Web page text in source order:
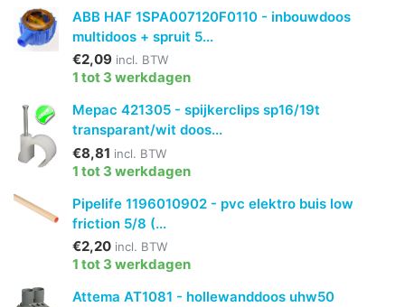
ABB HAF 1SPA007120F0110 - inbouwdoos
multidoos + spruit 5...
€2,09 incl. BTW
1 tot 3 werkdagen
Mepac 421305 - spijkerclips sp16/19t
transparant/wit doos...
€8,81 incl. BTW
1 tot 3 werkdagen
Pipelife 1196010902 - pvc elektro buis low
friction 5/8 (...
€2,20 incl. BTW
1 tot 3 werkdagen
Attema AT1081 - hollewanddoos uhw50